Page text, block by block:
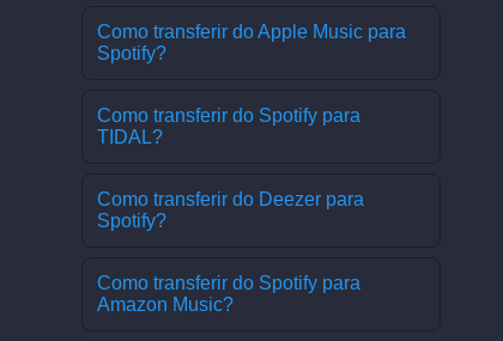
Como transferir do Apple Music para
Spotify?
Como transferir do Spotify para
TIDAL?
Como transferir do Deezer para
Spotify?
Como transferir do Spotify para
Amazon Music?